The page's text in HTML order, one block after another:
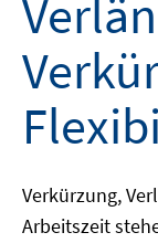
Verkürzung,
Arbeitszeit